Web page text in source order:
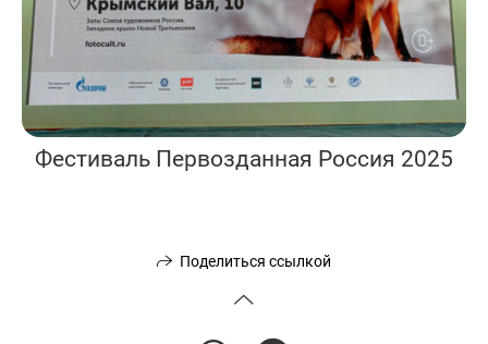
Фестиваль Первозданная Россия 2025
Поделиться ссылкой